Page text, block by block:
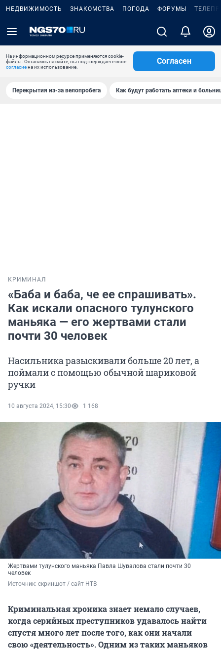
НЕДВИЖИМОСТЬ ЗНАКОМСТВА ПОГОДА ФОРУМЫ
На информационном ресурсе применяются cookie-
файлы. Оставаясь на сайте, вы подтверждаете свое
согласиена их использование.
Согласен
Перекрытия из-за велопробега Как будут работать аптеки и
КРИМИНАЛ
«Баба и баба, че ее спрашивать».
Как искали опасного тулунского
маньяка — его жертвами стали
почти 30 человек
Насильника разыскивали больше 20 лет, а
поймали с помощью обычной шариковой
ручки
10 августа 2024, 15:30 1 168
Жертвами тулунского маньяка Павла Шувалова стали почти 30
человек
Источник: скриншот / сайт НТВ
Криминальная хроника знает немало случаев,
когда серийных преступников удавалось найти
спустя много лет после того, как они начали
свою «деятельность». Одним из таких маньяков